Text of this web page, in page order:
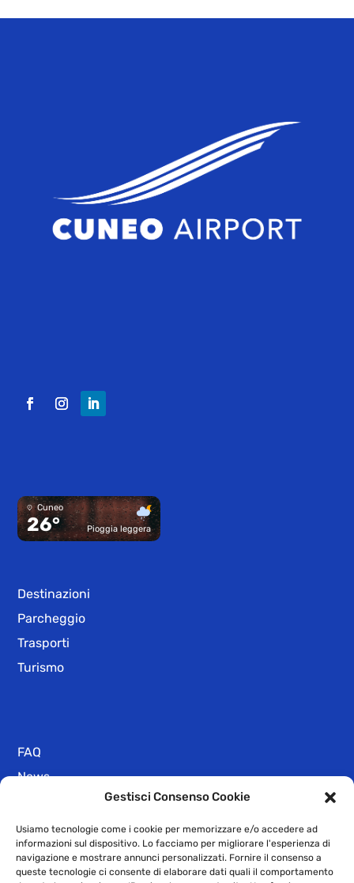
Gestisci Consenso Cookie
Usiamo tecnologie come i cookie per memorizzare e/o accedere ad
informazioni sul dispositivo. Lo facciamo per migliorare l'esperienza di
navigazione e mostrare annunci personalizzati. Fornire il consenso a
queste tecnologie ci consente di elaborare dati quali il comportamento
Cuneo
26° Pioggia leggera
Destinazioni
Parcheggio
Trasporti
Turismo
FAQ
News
Privacy Policy
Dichiarazione di Accessibilità